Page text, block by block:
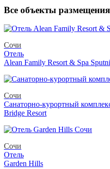
Все объекты
Сочи
Отель
Alean Family Resort & Spa
Сочи
Санаторно-курортный
Bridge Resort
Сочи
Отель
Garden Hills